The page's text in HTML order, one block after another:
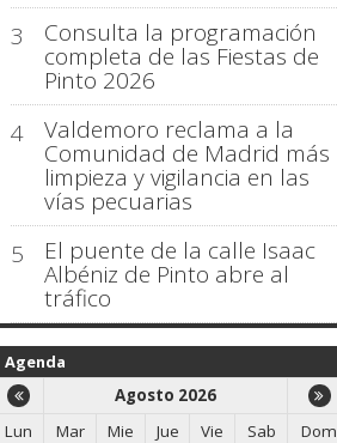
3
Consulta la programación
completa de las Fiestas de
Pinto 2026
4
Valdemoro reclama a la
Comunidad de Madrid más
limpieza y vigilancia en las
vías pecuarias
5
El puente de la calle Isaac
Albéniz de Pinto abre al
tráfico
Agenda
Agosto 2026
Lun
Mar Mie Jue Vie Sab
Dom